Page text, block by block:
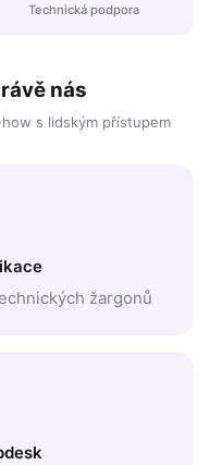
Technická podpora
nás
s lidským přístupem
žargonů